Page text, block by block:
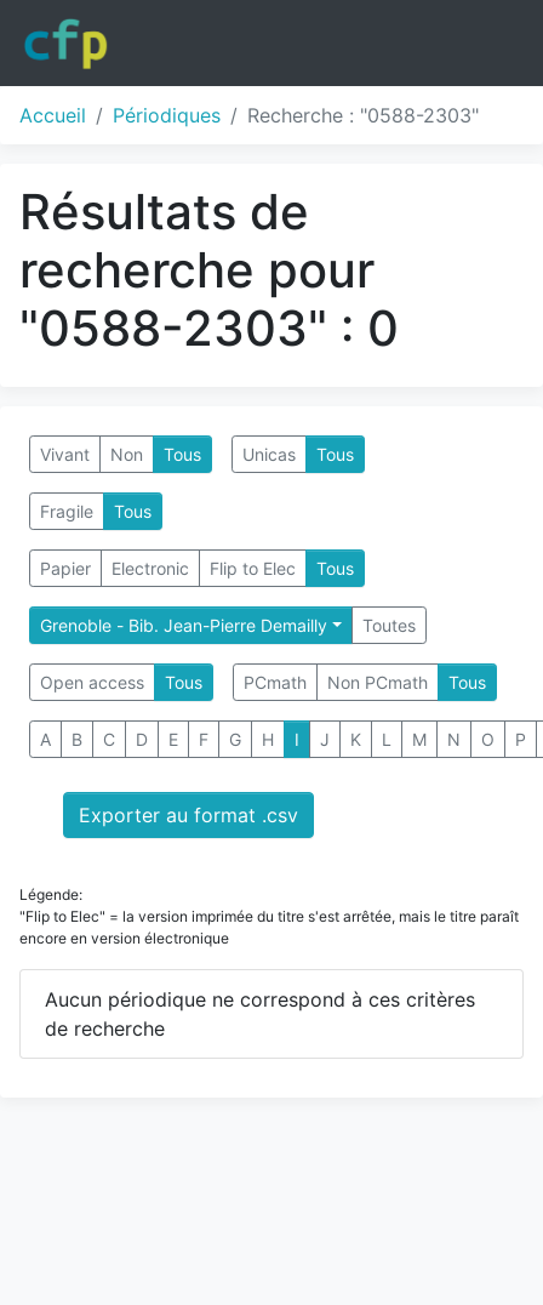
Accueil Périodiques Recherche : "0588-2303"
Résultats de
recherche pour
"0588-2303" : 0
Vivant Non Tous Unicas Tous
Fragile Tous
Papier Electronic Flip to Elec Tous
Grenoble - Bib. Jean-Pierre Demailly Toutes
Open access Tous PCmath Non PCmath Tous
A B C D E F G H I J K L M N O P
Exporter au format .csv
Légende:
"Flip to Elec" = la version imprimée du titre s'est arrêtée, mais le titre paraît
encore en version électronique
Aucun périodique ne correspond à ces critères
de recherche